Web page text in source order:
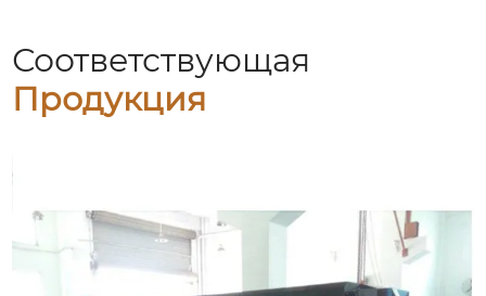
Соответствующая
Продукция